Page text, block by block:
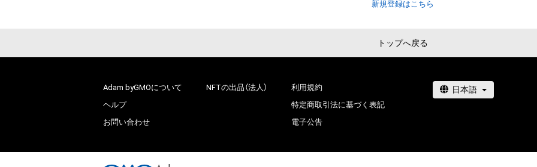
新規登録はこちら
トップへ戻る
Adam byGMOについて
ヘルプ
お問い合わせ
NFTの出品（法人）
利用規約
特定商取引法に基づく表記
電子公告